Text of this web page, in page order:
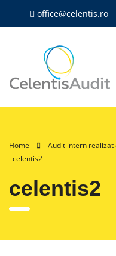
office@celentis.ro
Home
Audit intern
celentis2
celentis2